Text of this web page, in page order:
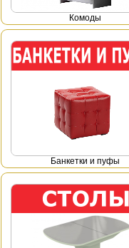
Комоды
Банкетки и пуфы